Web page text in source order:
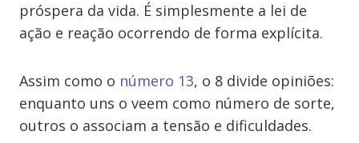
próspera da vida. É simplesmente a lei de
ação e reação ocorrendo de forma explícita.
Assim como o número 13, o 8 divide opiniões:
enquanto uns o veem como número de sorte,
outros o associam a tensão e dificuldades.